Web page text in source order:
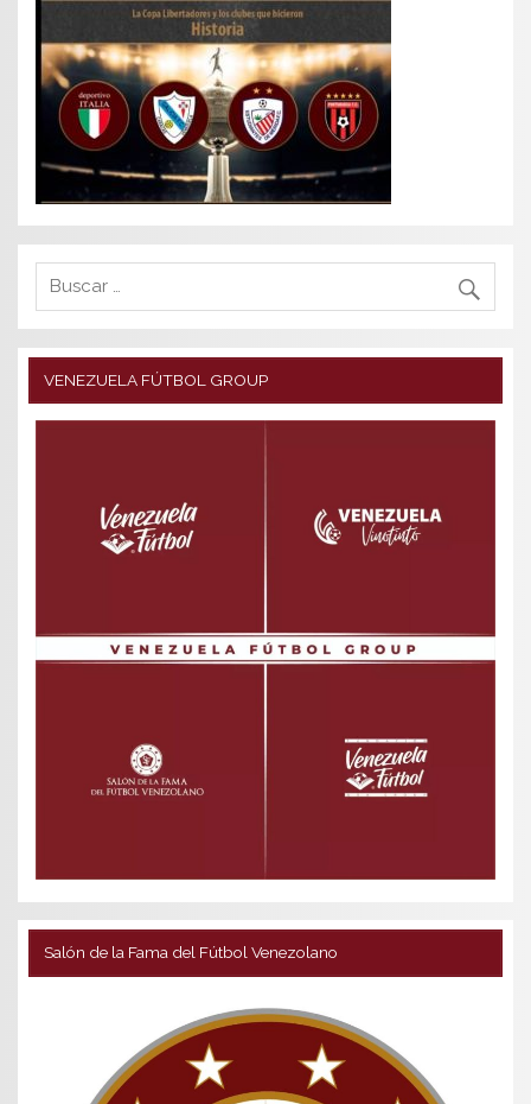
VENEZUELA FÚTBOL GROUP
Salón de la Fama del Fútbol Venezolano